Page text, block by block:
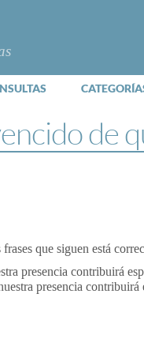
de
que siguen está
presencia contribuirá
presencia contribuirá